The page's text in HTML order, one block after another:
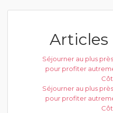
Articles
Séjourner au plus
pour profiter
Séjourner au plus
pour profiter